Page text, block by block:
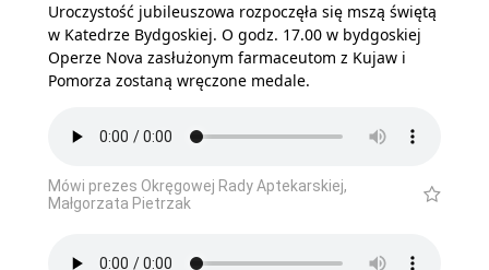
Uroczystość jubileuszowa rozpoczęła się mszą świętą
w Katedrze Bydgoskiej. O godz. 17.00 w bydgoskiej
Operze Nova zasłużonym farmaceutom z Kujaw i
Pomorza zostaną wręczone medale.
Mówi prezes Okręgowej Rady Aptekarskiej,
Małgorzata Pietrzak